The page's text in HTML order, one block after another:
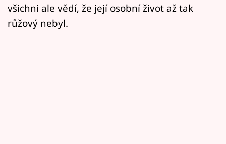
všichni ale vědí, že její osobní život až tak
růžový nebyl.